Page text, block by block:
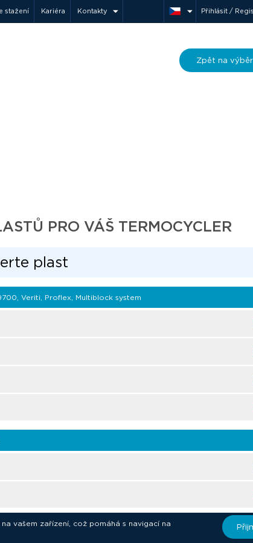
stažení Kariéra Kontakty Přihlásit /
Zpět na
PRO VÁŠ TERMOCYCLER
plast
Veriti, Proflex, Multiblock system
vašem zařízení, což pomáhá s navigací na